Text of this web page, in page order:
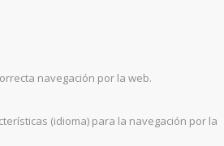
navegación por la web.
(idioma) para la navegación por la